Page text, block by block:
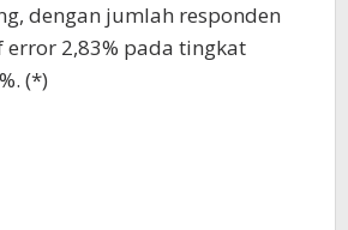
dengan jumlah responden
error 2,83% pada tingkat
(*)